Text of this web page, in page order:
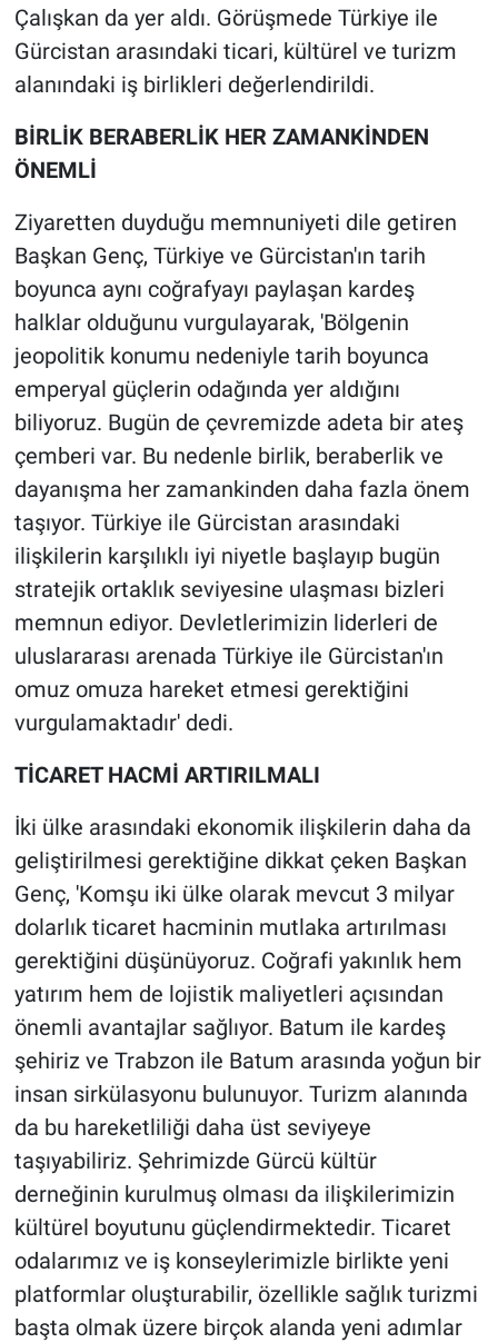
Çalışkan da yer aldı. Görüşmede Türkiye ile
Gürcistan arasındaki ticari, kültürel ve turizm
alanındaki iş birlikleri değerlendirildi.
BİRLİK BERABERLİK HER ZAMANKİNDEN
ÖNEMLİ
Ziyaretten duyduğu memnuniyeti dile getiren
Başkan Genç, Türkiye ve Gürcistan'ın tarih
boyunca aynı coğrafyayı paylaşan kardeş
halklar olduğunu vurgulayarak, 'Bölgenin
jeopolitik konumu nedeniyle tarih boyunca
emperyal güçlerin odağında yer aldığını
biliyoruz. Bugün de çevremizde adeta bir ateş
çemberi var. Bu nedenle birlik, beraberlik ve
dayanışma her zamankinden daha fazla önem
taşıyor. Türkiye ile Gürcistan arasındaki
ilişkilerin karşılıklı iyi niyetle başlayıp bugün
stratejik ortaklık seviyesine ulaşması bizleri
memnun ediyor. Devletlerimizin liderleri de
uluslararası arenada Türkiye ile Gürcistan'ın
omuz omuza hareket etmesi gerektiğini
vurgulamaktadır' dedi.
TİCARET HACMİ ARTIRILMALI
İki ülke arasındaki ekonomik ilişkilerin daha da
geliştirilmesi gerektiğine dikkat çeken Başkan
Genç, 'Komşu iki ülke olarak mevcut 3 milyar
dolarlık ticaret hacminin mutlaka artırılması
gerektiğini düşünüyoruz. Coğrafi yakınlık hem
yatırım hem de lojistik maliyetleri açısından
önemli avantajlar sağlıyor. Batum ile kardeş
şehiriz ve Trabzon ile Batum arasında yoğun bir
insan sirkülasyonu bulunuyor. Turizm alanında
da bu hareketliliği daha üst seviyeye
taşıyabiliriz. Şehrimizde Gürcü kültür
derneğinin kurulmuş olması da ilişkilerimizin
kültürel boyutunu güçlendirmektedir. Ticaret
odalarımız ve iş konseylerimizle birlikte yeni
platformlar oluşturabilir, özellikle sağlık turizmi
başta olmak üzere birçok alanda yeni adımlar